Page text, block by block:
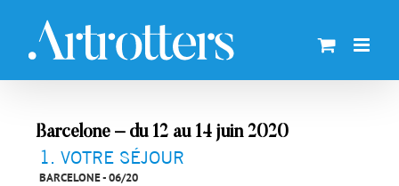
Barcelone – du 12 au 14 juin 2020
1 VOTRE SÉJOUR
BARCELONE - 06/20